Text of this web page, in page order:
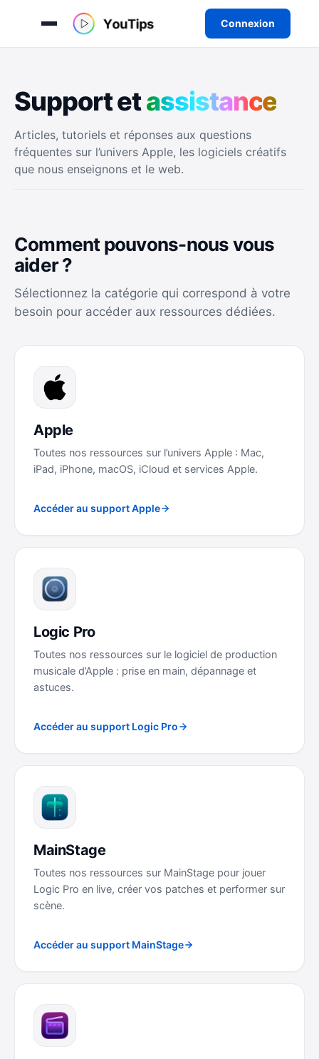
Connexion
contenu
Support etassistance
Articles, tutoriels et réponses aux questions
fréquentes sur l’univers Apple, les logiciels créatifs
que nous enseignons et le web.
Comment pouvons-nous vous
aider ?
Sélectionnez la catégorie qui correspond à votre
besoin pour accéder aux ressources dédiées.
Apple
Toutes nos ressources sur l’univers Apple : Mac,
iPad, iPhone, macOS, iCloud et services Apple.
Accéder au support Apple
Logic Pro
Toutes nos ressources sur le logiciel de production
musicale d’Apple : prise en main, dépannage et
astuces.
Accéder au support Logic Pro
MainStage
Toutes nos ressources sur MainStage pour jouer
Logic Pro en live, créer vos patches et performer sur
scène.
Accéder au support MainStage